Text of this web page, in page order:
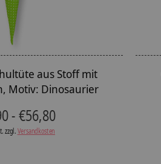
aus Stoff mit
Motiv: Dinosaurier
- €56,80
zzgl.Versandkosten